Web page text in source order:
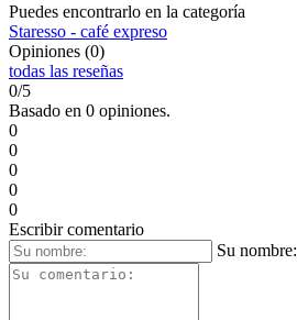
Puedes encontrarlo en la categoría
Staresso - café expreso
Opiniones (0)
todas las reseñas
0/5
Basado en 0 opiniones.
0
0
0
0
0
Escribir comentario
Su nombre: